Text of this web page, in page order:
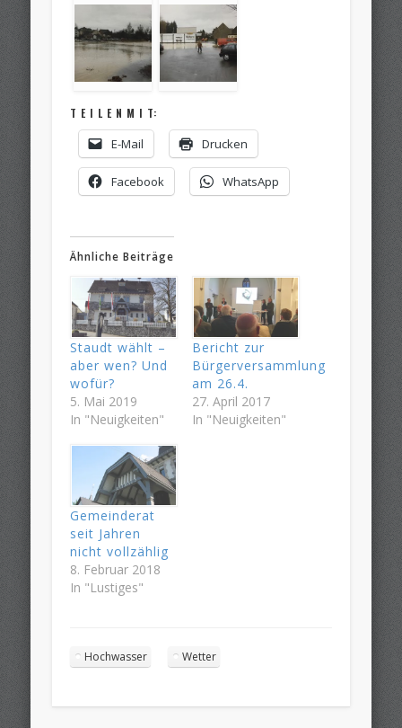
T E I L E N M I T:
E-Mail Drucken
Facebook WhatsApp
Ähnliche Beiträge
Staudt wählt –
aber wen? Und
wofür?
5. Mai 2019
In "Neuigkeiten"
Bericht zur
Bürgerversammlung
am 26.4.
27. April 2017
In "Neuigkeiten"
Gemeinderat
seit Jahren
nicht vollzählig
8. Februar 2018
In "Lustiges"
Hochwasser Wetter